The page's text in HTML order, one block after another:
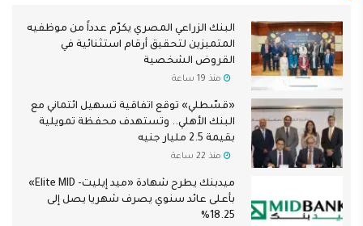
البنك الزراعي المصري يكرّم عدداً من موظفيه
المتميزين لتحقيق أرقام استثنائية في
القروض الشخصية
منذ 19 ساعة
«قسّطلي» توقع اتفاقية تسهيل ائتماني مع
البنك الأهلي.. وتستهدف محفظة تمويلية
بقيمة 2.5 مليار جنيه
منذ 22 ساعة
ميدبنك يطرح شهادة «ميد إيليت- Elite MID»
بأعلى عائد سنوي يصرف شهريا يصل إلى
18.25%